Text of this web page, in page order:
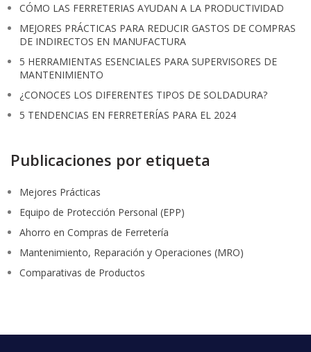
CÓMO LAS FERRETERIAS AYUDAN A LA PRODUCTIVIDAD
MEJORES PRÁCTICAS PARA REDUCIR GASTOS DE COMPRAS
DE INDIRECTOS EN MANUFACTURA
5 HERRAMIENTAS ESENCIALES PARA SUPERVISORES DE
MANTENIMIENTO
¿CONOCES LOS DIFERENTES TIPOS DE SOLDADURA?
5 TENDENCIAS EN FERRETERÍAS PARA EL 2024
Publicaciones por etiqueta
Mejores Prácticas
Equipo de Protección Personal (EPP)
Ahorro en Compras de Ferretería
Mantenimiento, Reparación y Operaciones (MRO)
Comparativas de Productos